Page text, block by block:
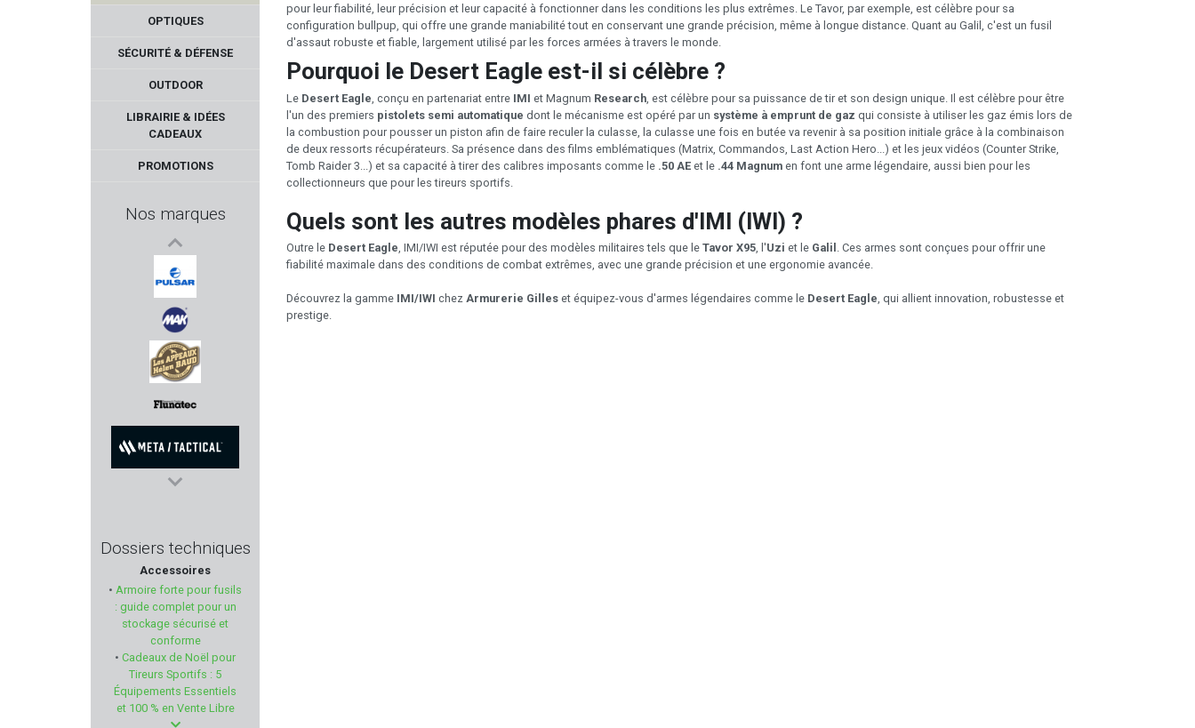
OPTIQUES
SÉCURITÉ & DÉFENSE
OUTDOOR
LIBRAIRIE & IDÉES
CADEAUX
PROMOTIONS
Nos marques
GOMANDER
PULSAR
MAK
HELEN BAUD
FLUNATEC
META TACTICAL
BURRIS
HERA ARMS
RIZZINI
PIEXON
Dossiers techniques
Accessoires
• Armoire forte pour fusils
: guide complet pour un
stockage sécurisé et
conforme
• Cadeaux de Noël pour
Tireurs Sportifs : 5
Équipements Essentiels
et 100 % en Vente Libre
pour leur fiabilité, leur précision et leur capacité à fonctionner dans les conditions les plus extrêmes. Le Tavor, par exemple, est célèbre pour sa
configuration bullpup, qui offre une grande maniabilité tout en conservant une grande précision, même à longue distance. Quant au Galil, c'est un fusil
d'assaut robuste et fiable, largement utilisé par les forces armées à travers le monde.
Pourquoi le Desert Eagle est-il si célèbre ?
Le Desert Eagle , conçu en partenariat entre IMI et Magnum Research , est célèbre pour sa puissance de tir et son design unique. Il est célèbre pour être
l'un des premiers pistolets semi automatique dont le mécanisme est opéré par un système à emprunt de gaz qui consiste à utiliser les gaz émis lors de
la combustion pour pousser un piston afin de faire reculer la culasse, la culasse une fois en butée va revenir à sa position initiale grâce à la combinaison
de deux ressorts récupérateurs. Sa présence dans des films emblématiques (Matrix, Commandos, Last Action Hero...) et les jeux vidéos (Counter Strike,
Tomb Raider 3...) et sa capacité à tirer des calibres imposants comme le .50 AE et le .44 Magnum en font une arme légendaire, aussi bien pour les
collectionneurs que pour les tireurs sportifs.
Quels sont les autres modèles phares d'IMI (IWI) ?
Outre le Desert Eagle, IMI/IWI est réputée pour des modèles militaires tels que le Tavor X95, l'Uzi et le Galil . Ces armes sont conçues pour offrir une
fiabilité maximale dans des conditions de combat extrêmes, avec une grande précision et une ergonomie avancée.
Découvrez la gamme IMI/IWI chez Armurerie Gilles et équipez-vous d'armes légendaires comme le Desert Eagle, qui allient innovation, robustesse et
prestige.